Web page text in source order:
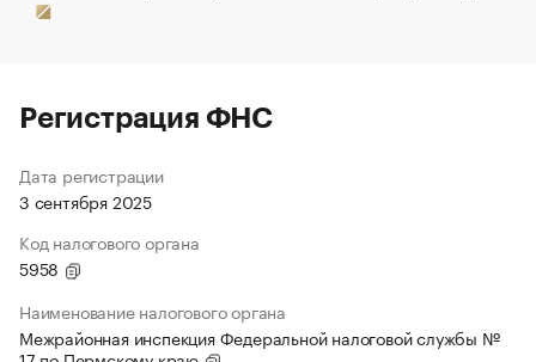
Регистрация ФНС
Дата регистрации
3 сентября 2025
Код налогового органа
5958
Наименование налогового органа
Межрайонная инспекция Федеральной налоговой службы №